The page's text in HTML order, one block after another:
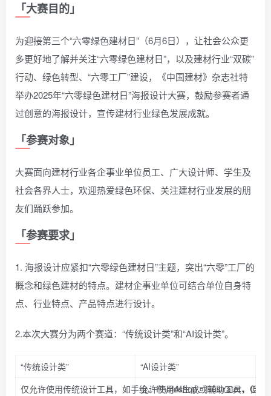
「大赛目的」
为迎接第三个“六零绿色建材日”（6月6日），让社会公众更
多更好地了解并关注“六零绿色建材日”，以及建材行业“双碳”
行动、绿色转型、“六零工厂”建设，《中国建材》杂志社特
举办2025年“六零绿色建材日”海报设计大赛，鼓励参赛者通
过创意的海报设计，宣传建材行业绿色发展成就。
「参赛对象」
大赛面向建材行业各企事业单位员工、广大设计师、学生及
社会各界人士，欢迎热爱绿色环保、关注建材行业发展的朋
友们踊跃参加。
「参赛要求」
1. 海报设计应紧扣“六零绿色建材日”主题，突出“六零”工厂的
概念和绿色建材的特点。建材企事业单位可结合单位自身特
点、行业特点、产品特点进行设计。
2.本次大赛分为两个赛道：“传统设计类”和“AI设计类”。
“传统设计类”
“AI设计类”
仅允许使用传统设计工具，如手绘、Photoshop、Illustrator、
允许使用AI生成或辅助工具，但